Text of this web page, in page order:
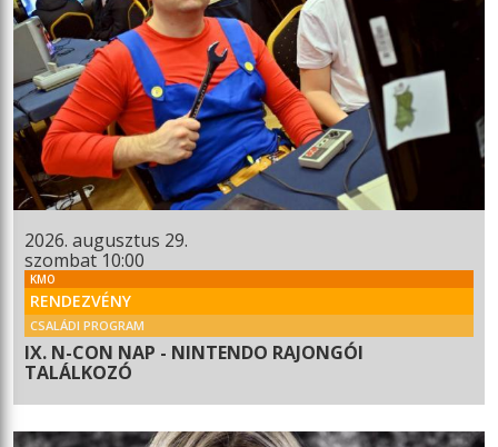
2026. augusztus 29.
szombat 10:00
KMO
RENDEZVÉNY
CSALÁDI PROGRAM
IX. N-CON NAP - NINTENDO RAJONGÓI
TALÁLKOZÓ